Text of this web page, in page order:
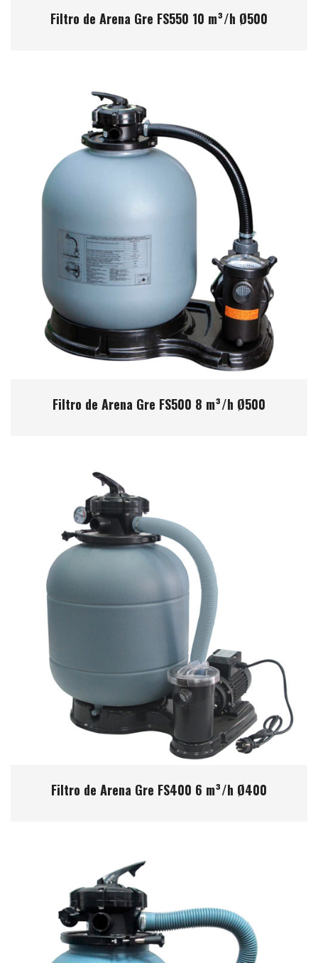
Filtro de Arena Gre FS550 10 m³/h Ø500
Filtro de Arena Gre FS500 8 m³/h Ø500
Filtro de Arena Gre FS400 6 m³/h Ø400